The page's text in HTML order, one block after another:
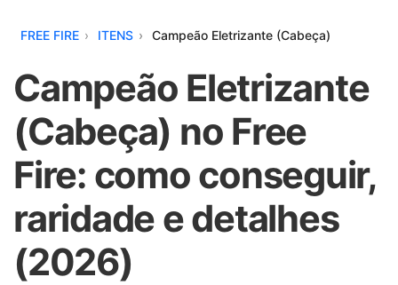
FREE FIRE ITENS Campeão Eletrizante (Cabeça)
Campeão Eletrizante
(Cabeça) no Free
Fire: como conseguir,
raridade e detalhes
(2026)